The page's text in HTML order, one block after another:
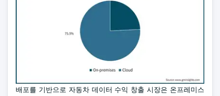
배포를 기반으로 자동차 데이터 수익 창출 시장은 온프레미스